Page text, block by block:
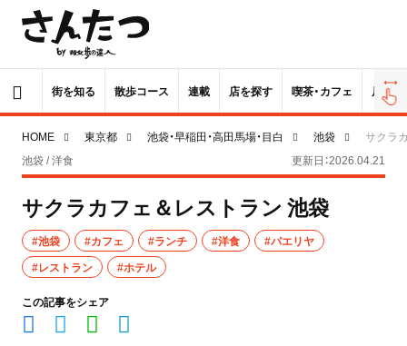
街を知る 散歩コース 連載 店を探す 喫茶・カフェ 居酒屋
HOME 東京都 池袋・早稲田・高田馬場・目白 池袋
サクラ
池袋 / 洋食
更新日：2026.04.21
サクラカフェ＆レストラン 池袋
#池袋 #カフェ #ランチ #洋食
#パエリヤ
#レストラン
#ホテル
この記事をシェア